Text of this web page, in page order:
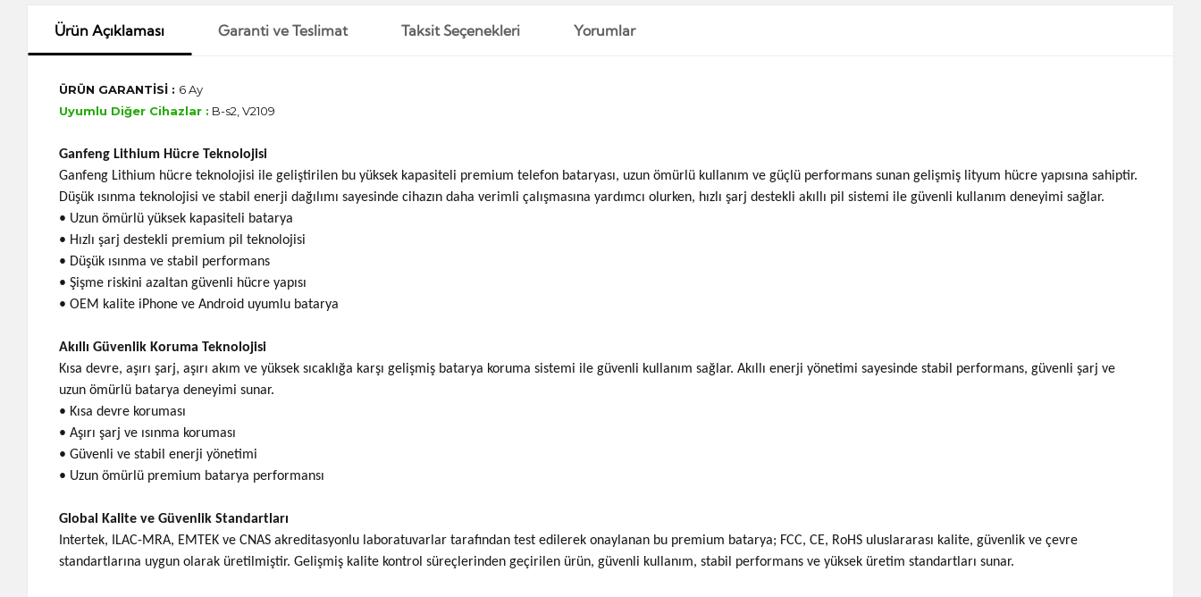
Ürün Açıklaması Garanti ve Teslimat Taksit Seçenekleri Yorumlar
ÜRÜN GARANTİSİ : 6 Ay
Uyumlu Diğer Cihazlar : B-s2, V2109
Ganfeng Lithium Hücre Teknolojisi
Ganfeng Lithium hücre teknolojisi ile geliştirilen bu yüksek kapasiteli premium telefon bataryası, uzun ömürlü kullanım ve güçlü performans sunan gelişmiş lityum hücre yapısına sahiptir.
Düşük ısınma teknolojisi ve stabil enerji dağılımı sayesinde cihazın daha verimli çalışmasına yardımcı olurken, hızlı şarj destekli akıllı pil sistemi ile güvenli kullanım deneyimi sağlar.
• Uzun ömürlü yüksek kapasiteli batarya
• Hızlı şarj destekli premium pil teknolojisi
• Düşük ısınma ve stabil performans
• Şişme riskini azaltan güvenli hücre yapısı
• OEM kalite iPhone ve Android uyumlu batarya
Akıllı Güvenlik Koruma Teknolojisi
Kısa devre, aşırı şarj, aşırı akım ve yüksek sıcaklığa karşı gelişmiş batarya koruma sistemi ile güvenli kullanım sağlar. Akıllı enerji yönetimi sayesinde stabil performans, güvenli şarj ve
uzun ömürlü batarya deneyimi sunar.
• Kısa devre koruması
• Aşırı şarj ve ısınma koruması
• Güvenli ve stabil enerji yönetimi
• Uzun ömürlü premium batarya performansı
Global Kalite ve Güvenlik Standartları
Intertek, ILAC-MRA, EMTEK ve CNAS akreditasyonlu laboratuvarlar tarafından test edilerek onaylanan bu premium batarya; FCC, CE, RoHS uluslararası kalite, güvenlik ve çevre
standartlarına uygun olarak üretilmiştir. Gelişmiş kalite kontrol süreçlerinden geçirilen ürün, güvenli kullanım, stabil performans ve yüksek üretim standartları sunar.